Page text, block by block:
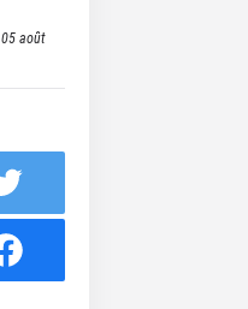
05 août